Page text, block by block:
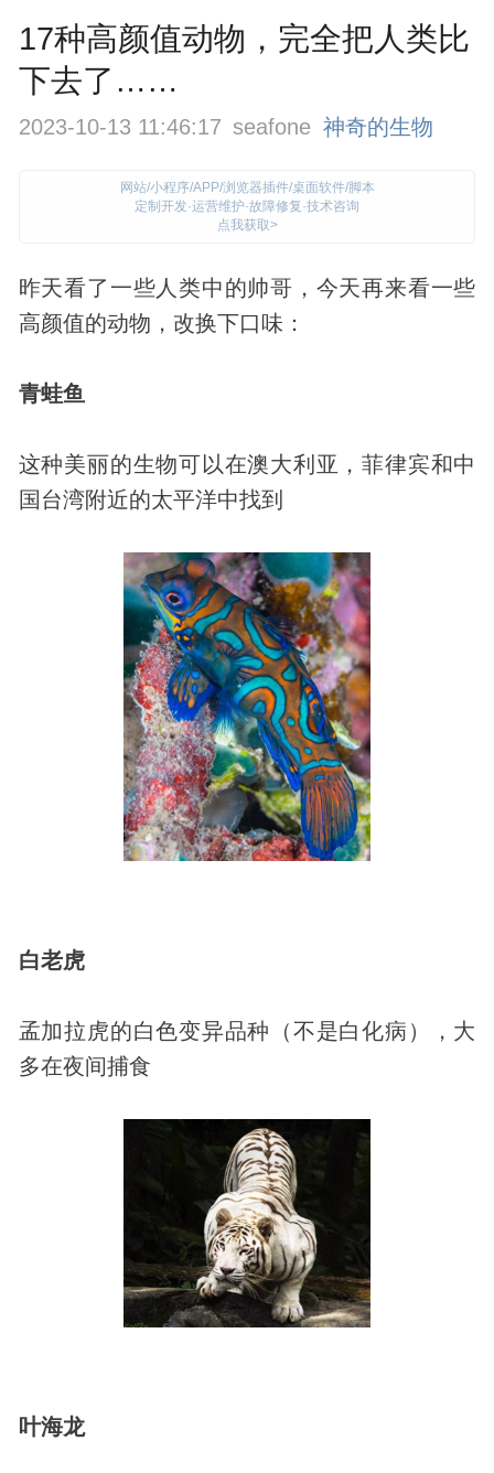
17种高颜值动物，完全把人类比
下去了……
2023-10-13 11:46:17 seafone 神奇的生物
网站/小程序/APP/浏览器插件/桌面软件/脚本
定制开发·运营维护·故障修复·技术咨询
点我获取>
昨天看了一些人类中的帅哥，今天再来看一些
高颜值的动物 ，改换下口味：
青蛙鱼
这种美丽的生物可以在澳大利亚，菲律宾和中
国台湾附近的太平洋中找到
白老虎
孟加拉虎的白色变异品种（不是白化病），大
多在夜间捕食
叶海龙